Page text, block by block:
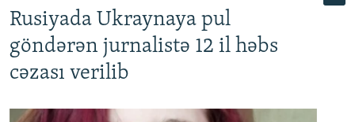
Rusiyada Ukraynaya pul
göndərən jurnalistə 12 il həbs
cəzası verilib